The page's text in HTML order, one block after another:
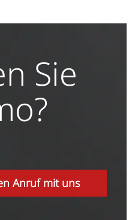
Sie
Anruf mit uns